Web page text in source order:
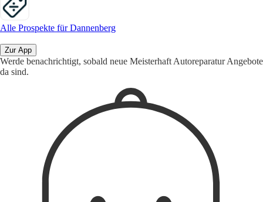
Alle Prospekte für Dannenberg
Zur App
Werde benachrichtigt, sobald neue Meisterhaft Autoreparatur Angebote
da sind.